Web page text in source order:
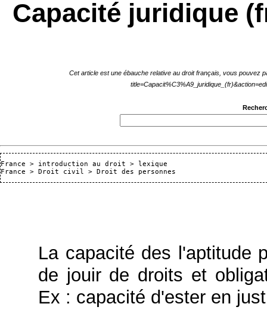
Capacité juridique
Cet article est une ébauche relative au droit français, vous pouvez
France > introduction au droit > lexique
France
> Droit civil > Droit des personnes
La capacité des l'aptitude
de jouir de droits et
Ex : capacité d'ester en